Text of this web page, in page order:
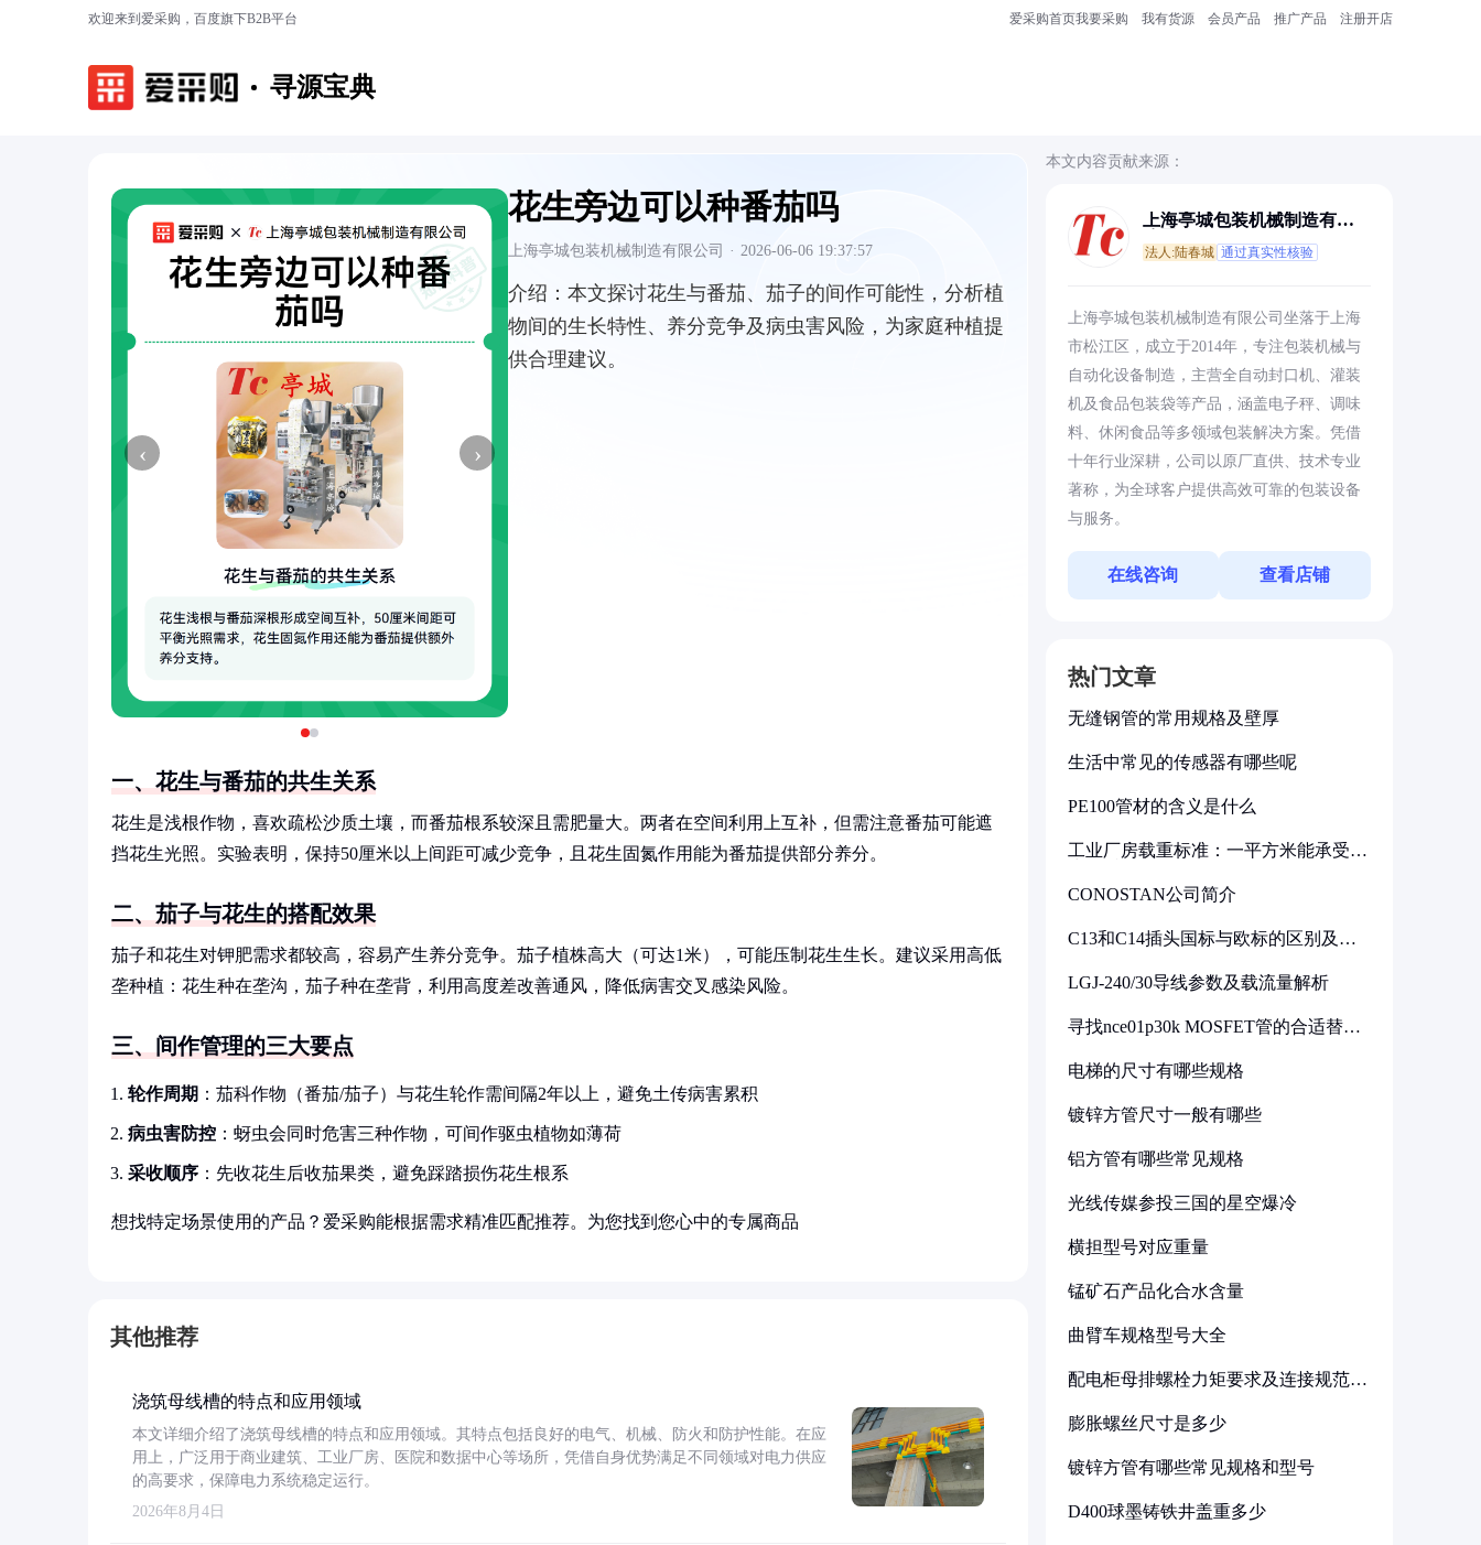
欢迎来到爱采购，百度旗下B2B平台 爱采购首页我要采购 我有货源 会员产品 推广产品 注册开店
寻源宝典
‹ ›
花生旁边可以种番茄吗
上海亭城包装机械制造有限公司 · 2026-06-06 19:37:57
介绍： 本文探讨花生与番茄、茄子的间作可能性，分析植
物间的生长特性、养分竞争及病虫害风险，为家庭种植提
供合理建议。
一、花生与番茄的共生关系
花生是浅根作物，喜欢疏松沙质土壤，而番茄根系较深且需肥量大。两者在空间利用上互补，但需注意番茄可能遮
挡花生光照。实验表明，保持50厘米以上间距可减少竞争，且花生固氮作用能为番茄提供部分养分。
二、茄子与花生的搭配效果
茄子和花生对钾肥需求都较高，容易产生养分竞争。茄子植株高大（可达1米），可能压制花生生长。建议采用高低
垄种植：花生种在垄沟，茄子种在垄背，利用高度差改善通风，降低病害交叉感染风险。
三、间作管理的三大要点
轮作周期 ：茄科作物（番茄/茄子）与花生轮作需间隔2年以上，避免土传病害累积
病虫害防控 ：蚜虫会同时危害三种作物，可间作驱虫植物如薄荷
采收顺序 ：先收花生后收茄果类，避免踩踏损伤花生根系
想找特定场景使用的产品？爱采购能根据需求精准匹配推荐。为您找到您心中的专属商品
其他推荐
浇筑母线槽的特点和应用领域
本文详细介绍了浇筑母线槽的特点和应用领域。其特点包括良好的电气、机械、防火和防护性能。在应
用上，广泛用于商业建筑、工业厂房、医院和数据中心等场所，凭借自身优势满足不同领域对电力供应
的高要求，保障电力系统稳定运行。
2026年8月4日
本文内容贡献来源：
上海亭城包装机械制造有限
法人:陆春城 通过真实性核验
上海亭城包装机械制造有限公司坐落于上海
市松江区，成立于2014年，专注包装机械与
自动化设备制造，主营全自动封口机、灌装
机及食品包装袋等产品，涵盖电子秤、调味
料、休闲食品等多领域包装解决方案。凭借
十年行业深耕，公司以原厂直供、技术专业
著称，为全球客户提供高效可靠的包装设备
与服务。
在线咨询 查看店铺
热门文章
无缝钢管的常用规格及壁厚
生活中常见的传感器有哪些呢
PE100管材的含义是什么
工业厂房载重标准：一平方米能承受多
CONOSTAN公司简介
C13和C14插头国标与欧标的区别及其
LGJ-240/30导线参数及载流量解析
寻找nce01p30k MOSFET管的合适替代
电梯的尺寸有哪些规格
镀锌方管尺寸一般有哪些
铝方管有哪些常见规格
光线传媒参投三国的星空爆冷
横担型号对应重量
锰矿石产品化合水含量
曲臂车规格型号大全
配电柜母排螺栓力矩要求及连接规范详
膨胀螺丝尺寸是多少
镀锌方管有哪些常见规格和型号
D400球墨铸铁井盖重多少